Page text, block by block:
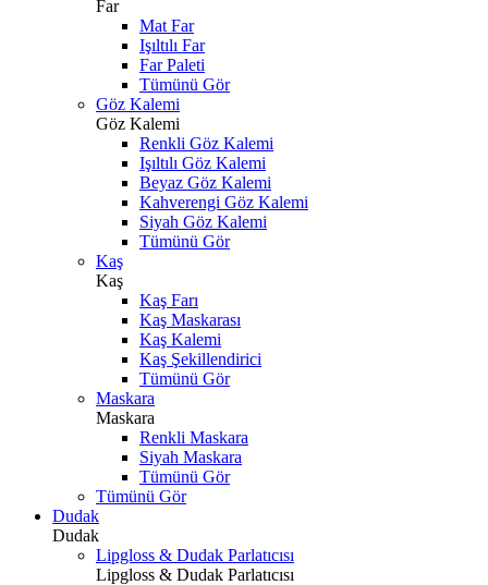
Far
Mat Far
Işıltılı Far
Far Paleti
Tümünü Gör
Göz Kalemi
Göz Kalemi
Renkli Göz Kalemi
Işıltılı Göz Kalemi
Beyaz Göz Kalemi
Kahverengi Göz Kalemi
Siyah Göz Kalemi
Tümünü Gör
Kaş
Kaş
Kaş Farı
Kaş Maskarası
Kaş Kalemi
Kaş Şekillendirici
Tümünü Gör
Maskara
Maskara
Renkli Maskara
Siyah Maskara
Tümünü Gör
Tümünü Gör
Dudak
Dudak
Lipgloss & Dudak Parlatıcısı
Lipgloss & Dudak Parlatıcısı